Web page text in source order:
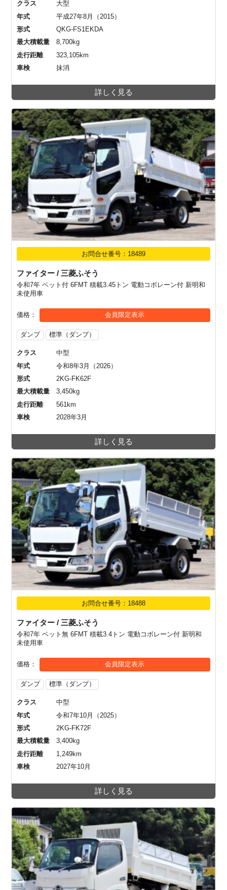
クラス
大型
年式
平成27年8月（2015）
形式
QKG-FS1EKDA
最大積載量
8,700kg
走行距離
323,105km
車検
抹消
詳しく見る
お問合せ番号：18489
ファイター / 三菱ふそう
令和7年 ベット付 6FMT 積載3.45トン 電動コボレーン付 新明和
未使用車
価格 会員限定表示
ダンプ 標準（ダンプ）
クラス
中型
年式
令和8年3月（2026）
形式
2KG-FK62F
最大積載量
3,450kg
走行距離
561km
車検
2028年3月
詳しく見る
お問合せ番号：18488
ファイター / 三菱ふそう
令和7年 ベット無 6FMT 積載3.4トン 電動コボレーン付 新明和
未使用車
価格 会員限定表示
ダンプ 標準（ダンプ）
クラス
中型
年式
令和7年10月（2025）
形式
2KG-FK72F
最大積載量
3,400kg
走行距離
1,249km
車検
2027年10月
詳しく見る